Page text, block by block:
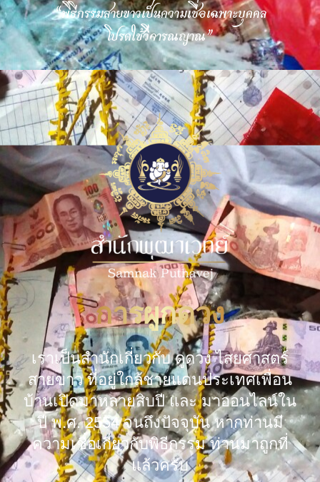
“พิธีกรรมสายขาวเป็นความเชื่อเฉพาะบุคคล
โปรดใช้วิจารณญาณ”
การผูกดวง
เราเป็นสำนักเกี่ยวกับ ดูดวง ไสยศาสตร์
สายขาว ที่อยู่ใกล้ชายแดนประเทศเพื่อน
บ้านเปิดมาหลายสิบปี และ มาออนไลน์ใน
ปี พ.ศ. 2554 จนถึงปัจจุบัน หากท่านมี
ความเชื่อเกี่ยวกับพิธีกรรม ท่านมาถูกที่
แล้วครับ